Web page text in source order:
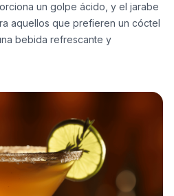
un golpe ácido, y el jarabe
aquellos que prefieren un cóctel
bebida refrescante y